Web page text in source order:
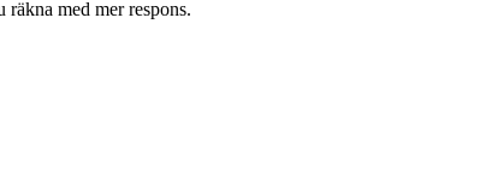
med mer respons.